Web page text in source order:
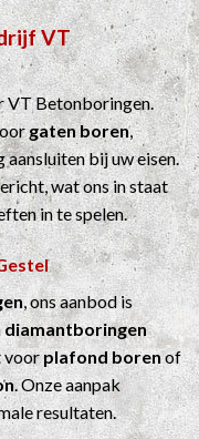
VT
VT Betonboringen.
gaten boren,
aansluiten bij uw eisen.
wat ons in staat
in te spelen.
, ons aanbod is
diamantboringen
voorplafond borenof
. Onze aanpak
resultaten.